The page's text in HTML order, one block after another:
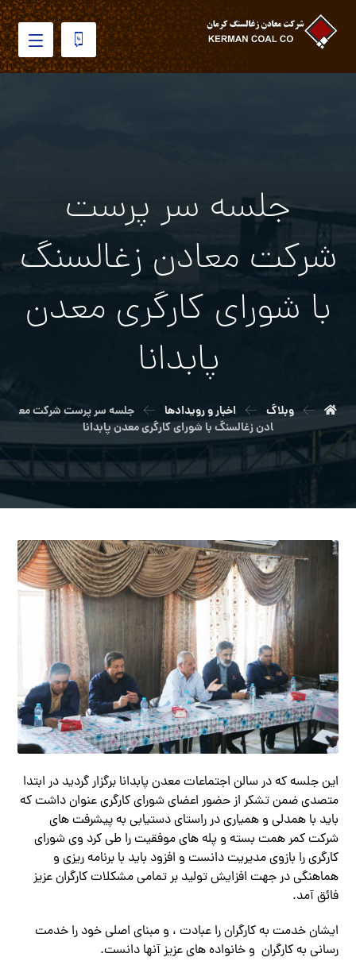
جلسه سر پرست
شرکت معادن زغالسنگ
با شورای کارگری معدن
پابدانا
وبلاگ اخبار و رویدادها
جلسه سر پرست شرکت مع
ادن زغالسنگ با شورای کارگری معدن پابدانا
این جلسه که در سالن اجتماعات معدن پابدانا برگزار گردید در ابتدا
متصدی ضمن تشکر از حضور اعضای شورای کارگری عنوان داشت که
باید با همدلی و همیاری در راستای دستیابی به پیشرفت های
شرکت کمر همت بسته و پله های موفقیت را طی کرد وی شورای
کارگری را بازوی مدیریت دانست و افزود باید با برنامه ریزی و
هماهنگی در جهت افزایش تولید بر تمامی مشکلات کارگران عزیز
فائق آمد.
ایشان خدمت به کارگران را عبادت ، و مبنای اصلی خود را خدمت
رسانی به کارگران و خانواده های عزیز آنها دانست.